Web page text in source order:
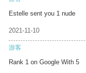
Estelle sent you 1 nude
2021-11-10
游客
Rank 1 on Google With 5